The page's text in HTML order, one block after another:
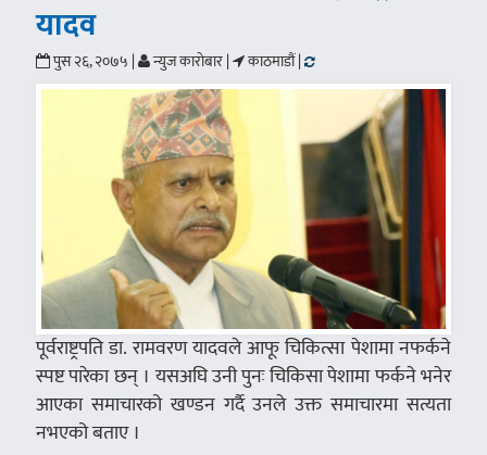
यादव
पुस २६, २०७५ | न्युज काराेबार | काठमाडौं |
पूर्वराष्ट्रपति डा. रामवरण यादवले आफू चिकित्सा पेशामा नफर्कने
स्पष्ट पारेका छन् । यसअघि उनी पुनः चिकिसा पेशामा फर्कने भनेर
आएका समाचारको खण्डन गर्दै उनले उक्त समाचारमा सत्यता
नभएको बताए ।